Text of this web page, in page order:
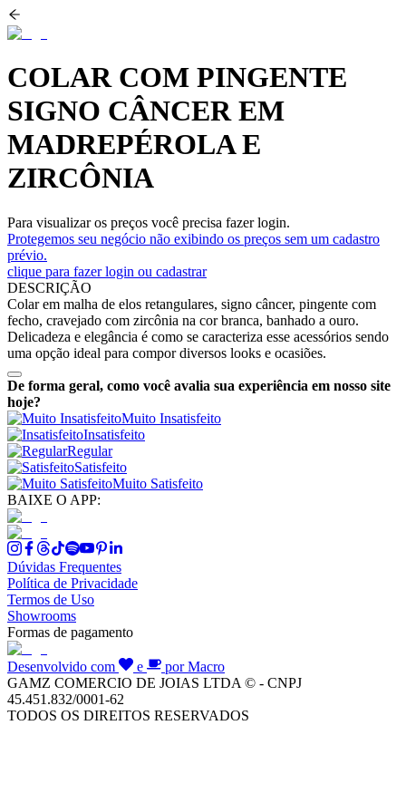
COLAR COM PINGENTE
SIGNO CÂNCER EM
MADREPÉROLA E
ZIRCÔNIA
Para visualizar os preços você precisa fazer login.
Protegemos seu negócio não exibindo os preços sem um cadastro
prévio.
clique para fazer login ou cadastrar
DESCRIÇÃO
Colar em malha de elos retangulares, signo câncer, pingente com
fecho, cravejado com zircônia na cor branca, banhado a ouro.
Delicadeza e elegância é como se caracteriza esse acessórios sendo
uma opção ideal para compor diversos looks e ocasiões.
De forma geral, como você avalia sua experiência em nosso site
hoje?
Muito Insatisfeito
Insatisfeito
Regular
Satisfeito
Muito Satisfeito
BAIXE O APP:
Dúvidas Frequentes
Política de Privacidade
Termos de Uso
Showrooms
Formas de pagamento
Desenvolvido com e
por Macro
GAMZ COMERCIO DE JOIAS LTDA © - CNPJ
45.451.832/0001-62
TODOS OS DIREITOS RESERVADOS